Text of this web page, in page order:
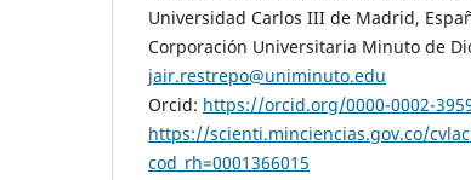
Universidad Carlos III de Madrid,
Corporación Universitaria Minuto de
jair.restrepo@uniminuto.edu
Orcid: https://orcid.org/0000-0002-
https://scienti.minciencias.gov.co/
cod_rh=0001366015